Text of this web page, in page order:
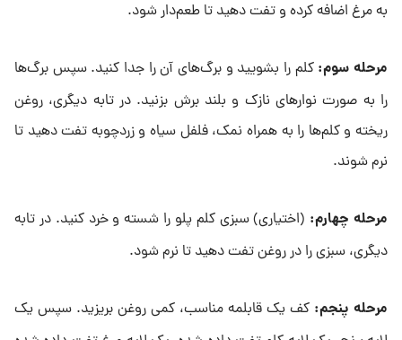
به مرغ اضافه کرده و تفت دهید تا طعم‌دار شود.
مرحله سوم: کلم را بشویید و برگ‌های آن را جدا کنید. سپس برگ‌ها
را به صورت نوارهای نازک و بلند برش بزنید. در تابه دیگری، روغن
ریخته و کلم‌ها را به همراه نمک، فلفل سیاه و زردچوبه تفت دهید تا
نرم شوند.
مرحله چهارم: (اختیاری) سبزی کلم پلو را شسته و خرد کنید. در تابه
دیگری، سبزی را در روغن تفت دهید تا نرم شود.
مرحله پنجم: کف یک قابلمه مناسب، کمی روغن بریزید. سپس یک